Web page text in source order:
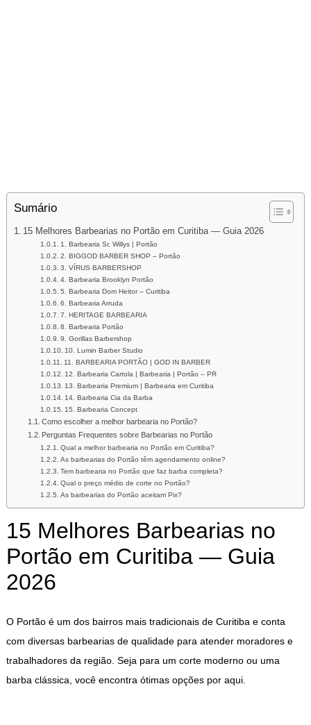
Sumário
15 Melhores Barbearias no Portão em Curitiba — Guia 2026
1. Barbearia Sr. Willys | Portão
2. BIGGOD BARBER SHOP – Portão
3. VÍRUS BARBERSHOP
4. Barbearia Brooklyn Portão
5. Barbearia Dom Heitor – Curitiba
6. Barbearia Arruda
7. HERITAGE BARBEARIA
8. Barbearia Portão
9. Gorillas Barbershop
10. Lumin Barber Studio
11. BARBEARIA PORTÃO | GOD IN BARBER
12. Barbearia Cartola | Barbearia | Portão – PR
13. Barbearia Premium | Barbearia em Curitiba
14. Barbearia Cia da Barba
15. Barbearia Concept
Como escolher a melhor barbearia no Portão?
Perguntas Frequentes sobre Barbearias no Portão
Qual a melhor barbearia no Portão em Curitiba?
As barbearias do Portão têm agendamento online?
Tem barbearia no Portão que faz barba completa?
Qual o preço médio de corte no Portão?
As barbearias do Portão aceitam Pix?
15 Melhores Barbearias no
Portão em Curitiba — Guia
2026
O Portão é um dos bairros mais tradicionais de Curitiba e conta
com diversas barbearias de qualidade para atender moradores e
trabalhadores da região. Seja para um corte moderno ou uma
barba clássica, você encontra ótimas opções por aqui.